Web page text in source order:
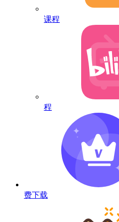
课程
程
费下载